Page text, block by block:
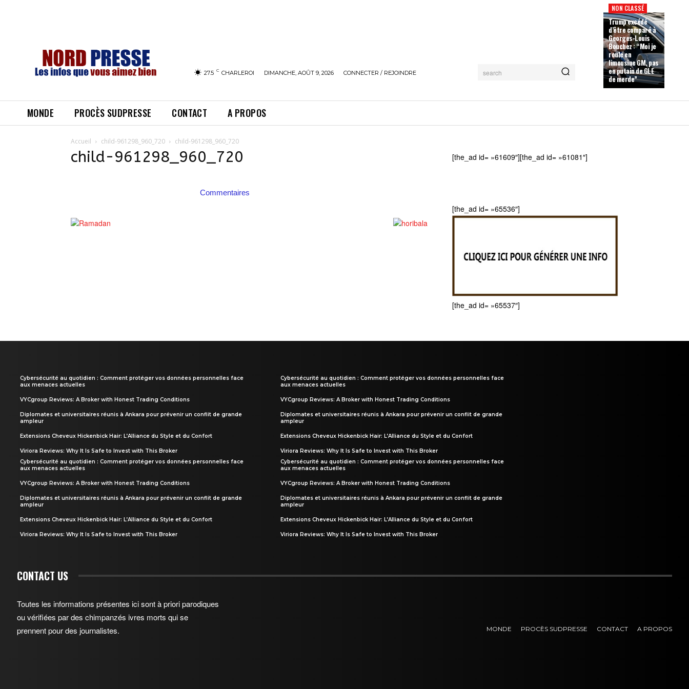
27.5 C CHARLEROI DIMANCHE, AOÛT 9, 2026 CONNECTER / REJOINDRE search
NON CLASSÉ
Trump excédé
d’être comparé à
Georges-Louis
Bouchez : “Moi je
roule en
limousine GM, pas
en putain de GLE
de merde”
MONDE PROCÈS SUDPRESSE CONTACT A PROPOS
Accueil child-961298_960_720 child-961298_960_720
child-961298_960_720
Commentaires
[the_ad id= »61609″][the_ad id= »61081″]
[the_ad id= »65536″]
[the_ad id= »65537″]
Cybersécurité au quotidien : Comment protéger vos données personnelles face
aux menaces actuelles
VYCgroup Reviews: A Broker with Honest Trading Conditions
Diplomates et universitaires réunis à Ankara pour prévenir un conflit de grande
ampleur
Extensions Cheveux Hickenbick Hair: L’Alliance du Style et du Confort
Viriora Reviews: Why It Is Safe to Invest with This Broker
Cybersécurité au quotidien : Comment protéger vos données personnelles face
aux menaces actuelles
VYCgroup Reviews: A Broker with Honest Trading Conditions
Diplomates et universitaires réunis à Ankara pour prévenir un conflit de grande
ampleur
Extensions Cheveux Hickenbick Hair: L’Alliance du Style et du Confort
Viriora Reviews: Why It Is Safe to Invest with This Broker
Cybersécurité au quotidien : Comment protéger vos données personnelles face
aux menaces actuelles
VYCgroup Reviews: A Broker with Honest Trading Conditions
Diplomates et universitaires réunis à Ankara pour prévenir un conflit de grande
ampleur
Extensions Cheveux Hickenbick Hair: L’Alliance du Style et du Confort
Viriora Reviews: Why It Is Safe to Invest with This Broker
Cybersécurité au quotidien : Comment protéger vos données personnelles face
aux menaces actuelles
VYCgroup Reviews: A Broker with Honest Trading Conditions
Diplomates et universitaires réunis à Ankara pour prévenir un conflit de grande
ampleur
Extensions Cheveux Hickenbick Hair: L’Alliance du Style et du Confort
Viriora Reviews: Why It Is Safe to Invest with This Broker
CONTACT US
Toutes les informations présentes ici sont à priori parodiques
ou vérifiées par des chimpanzés ivres morts qui se
prennent pour des journalistes.
MONDE PROCÈS SUDPRESSE CONTACT A PROPOS